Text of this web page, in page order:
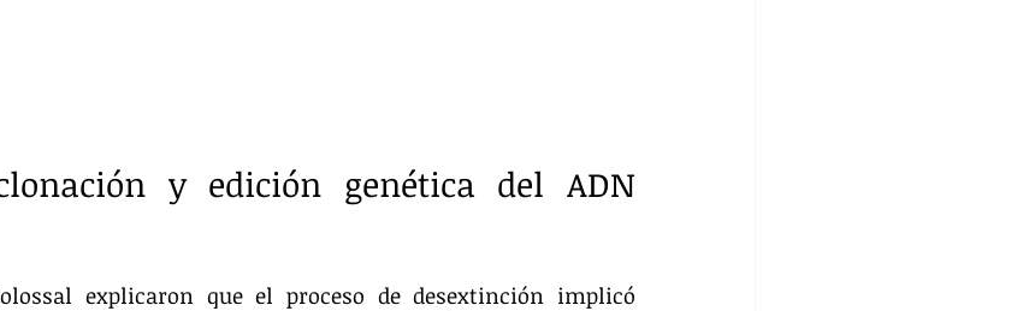
y edición genética del ADN
explicaron que el proceso de desextinción implicó